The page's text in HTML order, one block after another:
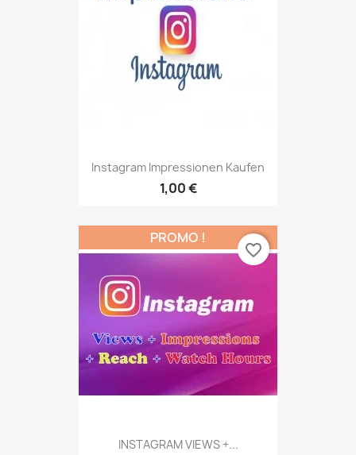
Instagram Impressionen Kaufen
1,00 €
INSTAGRAM VIEWS +...
PROMO !
favorite_border